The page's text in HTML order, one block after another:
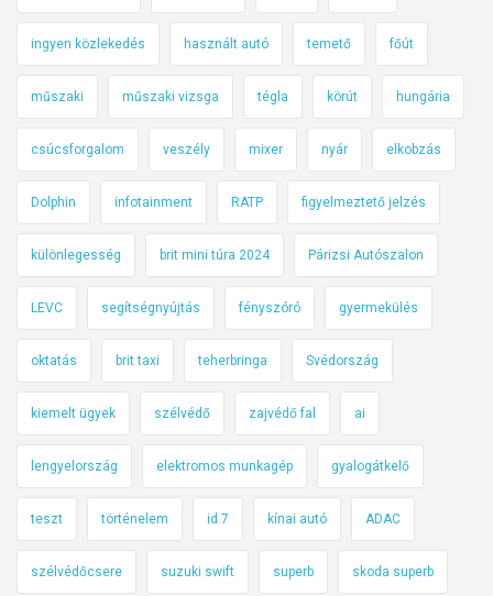
ingyen közlekedés használt autó temető főút
műszaki műszaki vizsga tégla körút hungária
csúcsforgalom veszély mixer nyár elkobzás
Dolphin infotainment RATP figyelmeztető jelzés
különlegesség brit mini túra 2024 Párizsi Autószalon
LEVC segítségnyújtás fényszóró gyermekülés
oktatás brit taxi teherbringa Svédország
kiemelt ügyek szélvédő zajvédő fal ai
lengyelország elektromos munkagép gyalogátkelő
teszt történelem id.7 kínai autó ADAC
szélvédőcsere suzuki swift superb skoda superb